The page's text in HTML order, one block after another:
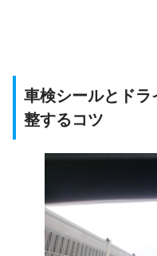
車検シールとドラ
整するコツ